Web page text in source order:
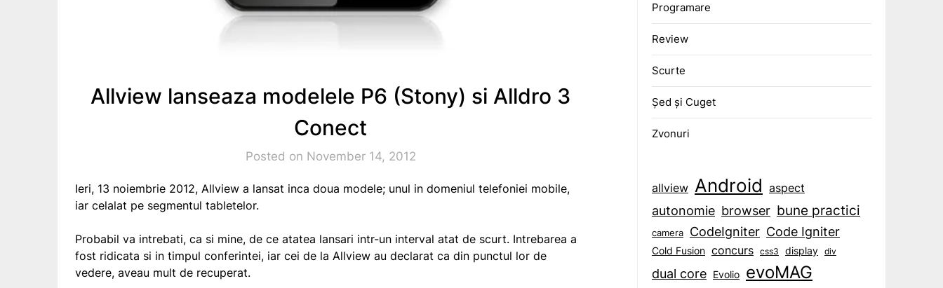
Allview lanseaza modelele P6 (Stony) si Alldro 3
Conect
Posted on November 14, 2012
Ieri, 13 noiembrie 2012, Allview a lansat inca doua modele; unul in domeniul telefoniei mobile,
iar celalat pe segmentul tabletelor.
Probabil va intrebati, ca si mine, de ce atatea lansari intr-un interval atat de scurt. Intrebarea a
fost ridicata si in timpul conferintei, iar cei de la Allview au declarat ca din punctul lor de
vedere, aveau mult de recuperat.
Programare
Review
Scurte
Șed și Cuget
Zvonuri
allview Android aspect
autonomie browser bune practici
camera CodeIgniter Code Igniter
Cold Fusion concurs css3 display div
dual core Evolio evoMAG